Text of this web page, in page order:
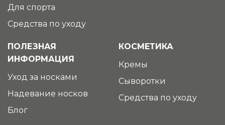
Для спорта
Средства по уходу
ПОЛЕЗНАЯ
ИНФОРМАЦИЯ
Уход за носками
Надевание носков
Блог
КОСМЕТИКА
Кремы
Сыворотки
Средства по уходу